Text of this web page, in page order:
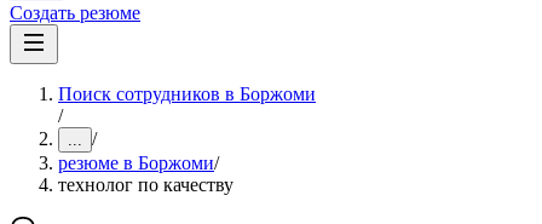
Создать резюме
Поиск сотрудников в Боржоми
/
... /
резюме в Боржоми/
технолог по качеству